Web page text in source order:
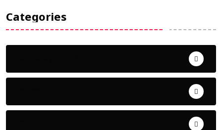
Categories